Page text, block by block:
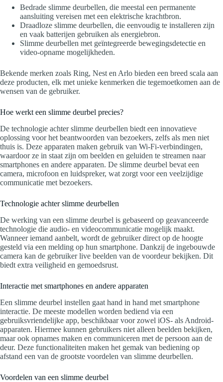
Bedrade slimme deurbellen, die meestal een permanente
aansluiting vereisen met een elektrische krachtbron.
Draadloze slimme deurbellen, die eenvoudig te installeren zijn
en vaak batterijen gebruiken als energiebron.
Slimme deurbellen met geïntegreerde bewegingsdetectie en
video-opname mogelijkheden.
Bekende merken zoals Ring, Nest en Arlo bieden een breed scala aan
deze producten, elk met unieke kenmerken die tegemoetkomen aan de
wensen van de gebruiker.
Hoe werkt een slimme deurbel precies?
De technologie achter slimme deurbellen biedt een innovatieve
oplossing voor het beantwoorden van bezoekers, zelfs als men niet
thuis is. Deze apparaten maken gebruik van Wi-Fi-verbindingen,
waardoor ze in staat zijn om beelden en geluiden te streamen naar
smartphones en andere apparaten. De slimme deurbel bevat een
camera, microfoon en luidspreker, wat zorgt voor een veelzijdige
communicatie met bezoekers.
Technologie achter slimme deurbellen
De werking van een slimme deurbel is gebaseerd op geavanceerde
technologie die audio- en videocommunicatie mogelijk maakt.
Wanneer iemand aanbelt, wordt de gebruiker direct op de hoogte
gesteld via een melding op hun smartphone. Dankzij de ingebouwde
camera kan de gebruiker live beelden van de voordeur bekijken. Dit
biedt extra veiligheid en gemoedsrust.
Interactie met smartphones en andere apparaten
Een slimme deurbel instellen gaat hand in hand met smartphone
interactie. De meeste modellen worden bediend via een
gebruiksvriendelijke app, beschikbaar voor zowel iOS- als Android-
apparaten. Hiermee kunnen gebruikers niet alleen beelden bekijken,
maar ook opnames maken en communiceren met de persoon aan de
deur. Deze functionaliteiten maken het gemak van bediening op
afstand een van de grootste voordelen van slimme deurbellen.
Voordelen van een slimme deurbel